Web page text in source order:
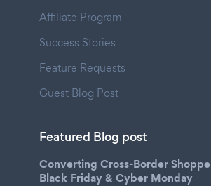
Affiliate Program
Success Stories
Feature Requests
Guest Blog Post
Featured Blog post
Converting Cross-Border
Black Friday & Cyber Monday